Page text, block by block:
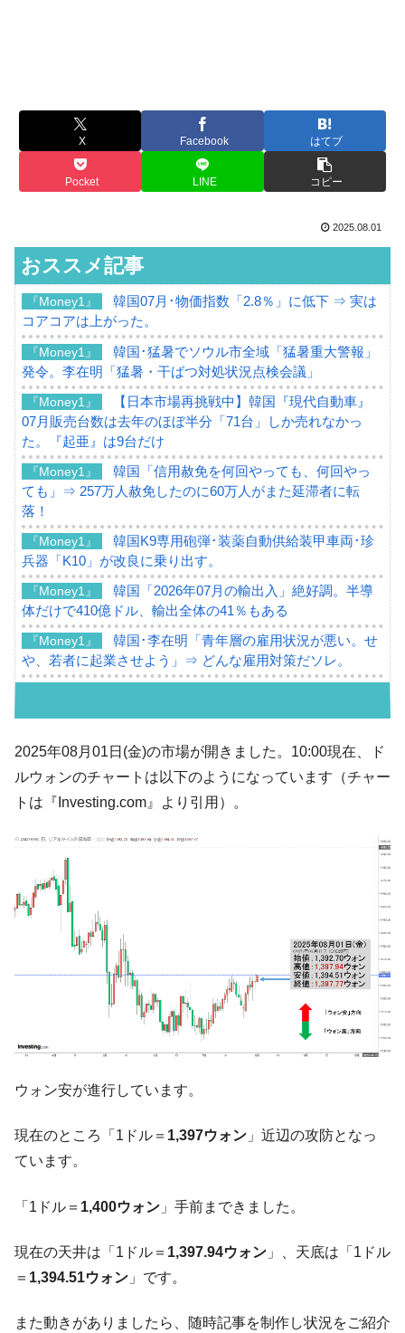
X Facebook はてブ
Pocket LINE コピー
2025.08.01
おススメ記事
『Money1』
韓国07月･物価指数「2.8％」に低下 ⇒ 実は
コアコアは上がった。
『Money1』
韓国･猛暑でソウル市全域「猛暑重大警報」
発令。李在明「猛暑・干ばつ対処状況点検会議」
『Money1』
【日本市場再挑戦中】韓国『現代自動車』
07月販売台数は去年のほぼ半分「71台」しか売れなかっ
た。『起亜』は9台だけ
『Money1』
韓国「信用赦免を何回やっても、何回やっ
ても」⇒ 257万人赦免したのに60万人がまた延滞者に転
落！
『Money1』
韓国K9専用砲弾･装薬自動供給装甲車両･珍
兵器「K10」が改良に乗り出す。
『Money1』
韓国「2026年07月の輸出入」絶好調。半導
体だけで410億ドル、輸出全体の41％もある
『Money1』
韓国･李在明「青年層の雇用状況が悪い。せ
や、若者に起業させよう」⇒ どんな雇用対策だソレ。
韓国「ここは北朝鮮なのか。選管がサーバ
ーにウソのデータを入力したのは明白だ」
言。
『Money1』
韓国は「中国と同じく」投資に不適格な国
『Money1』
す」⇒「金を経由するドル入手」手段ではないのか？
『Money1』
韓国･外為取引量「1日当たり1,214.4億ド
ル」まで拡大 ⇒ 海外資金の動きに強く左右される状態
韓国･帰ってきた李在明。李在明を支持しな
い「50.5％」に上昇
『Money1』
韓国大統領府ボンクラ政策室長が告発され
た ⇒ 国家が行った恐るべき株価操作であり、空前の国政壟
動」
『Money1』
『Money1』
韓国製造業「半導体絶好調」のウラで他業
『Money1』
【米韓激突案件】韓国消費者院が『クーパ
ン』1人当たり賠償10万ウォンを認定 ⇒ 総額3兆7,000億
2025年08月01日(金)の市場が開きました。10:00現在、ド
ルウォンのチャートは以下のようになっています（チャー
トは『Investing.com』より引用）。
ウォン安が進行しています。
現在のところ「1ドル＝ 1,397ウォン 」近辺の攻防となっ
ています。
「1ドル＝ 1,400ウォン 」手前まできました。
現在の天井は「1ドル＝ 1,397.94ウォン 」、天底は「1ドル
＝ 1,394.51ウォン 」です。
また動きがありましたら、随時記事を制作し状況をご紹介